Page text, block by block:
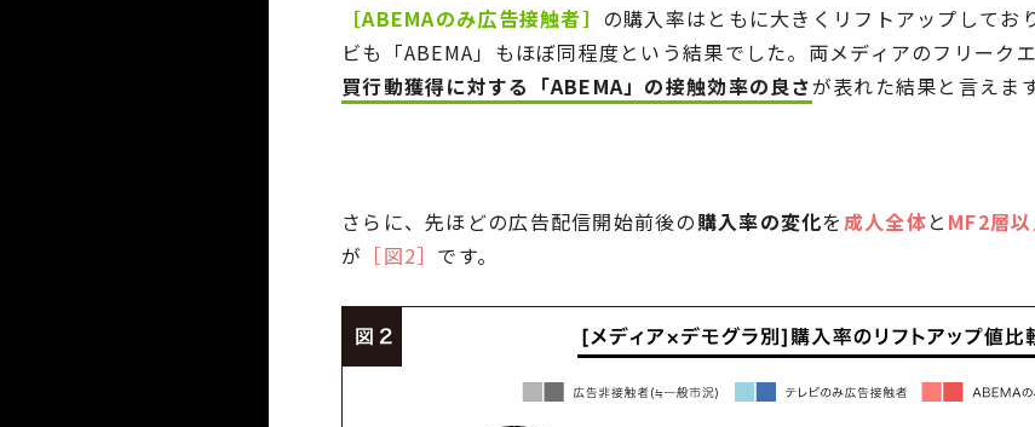
［ABEMAのみ広告接触者］ の購入率はともに大きくリフトアップしてお
ビも「ABEMA」もほぼ同程度という結果でした。両メディアのフリーク
買行動獲得に対する「ABEMA」の接触効率の良さが表れた結果と言えます
さらに、先ほどの広告配信開始前後の購入率の変化を成人全体と MF2層
が ［図2］ です。